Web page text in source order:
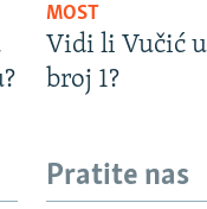
MOST
Vidi li Vučić
broj 1?
Pratite nas